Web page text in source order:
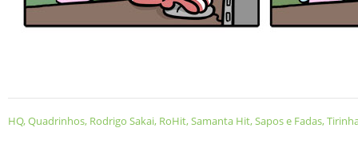
HQ,Quadrinhos, Rodrigo Sakai, RoHit,Samanta Hit,Sapos e Fadas,